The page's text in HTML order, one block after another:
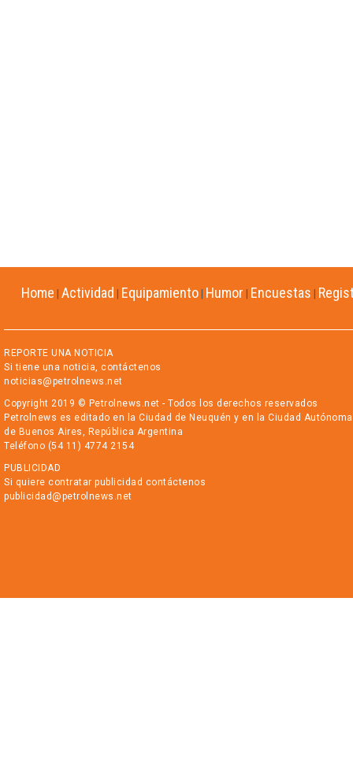
Home Actividad Equipamiento Humor Encuestas
REPORTE UNA NOTICIA
Si tiene una noticia, contáctenos
noticias@petrolnews.net
Copyright 2019 © Petrolnews.net - Todos los derechos reservados
Petrolnews es editado en la Ciudad de Neuquén y en la Ciudad Autónoma
de Buenos Aires, República Argentina
Teléfono (54 11) 4774 2154
PUBLICIDAD
Si quiere contratar publicidad contáctenos
publicidad@petrolnews.net